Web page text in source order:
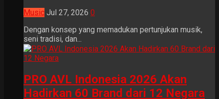
Music Jul 27, 2026 0
Dengan konsep yang memadukan pertunjukan musik,
seni tradisi, dan...
PRO AVL Indonesia 2026 Akan
Hadirkan 60 Brand dari 12 Negara